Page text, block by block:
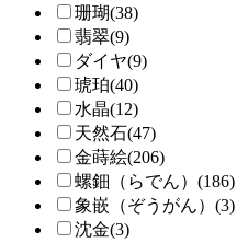
珊瑚(38)
翡翠(9)
ダイヤ(9)
琥珀(40)
水晶(12)
天然石(47)
金蒔絵(206)
螺鈿（らでん）(186)
象嵌（ぞうがん）(3)
沈金(3)